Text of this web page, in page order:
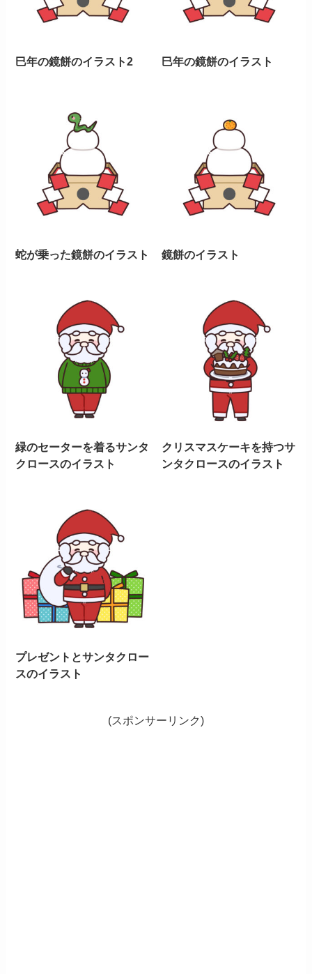
巳年の鏡餅のイラスト2 巳年の鏡餅のイラスト
蛇が乗った鏡餅のイラスト 鏡餅のイラスト
緑のセーターを着るサンタ
クロースのイラスト
クリスマスケーキを持つサ
ンタクロースのイラスト
プレゼントとサンタクロー
スのイラスト
(スポンサーリンク)